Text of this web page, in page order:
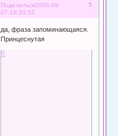
Поделиться 5
2008-09-
07 18:33:52
да, фраза запоминающаяся.
Принцеснутая
0